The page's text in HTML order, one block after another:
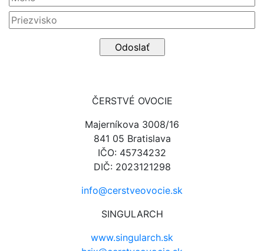
ČERSTVÉ OVOCIE
Majerníkova 3008/16
841 05 Bratislava
IČO: 45734232
DIČ: 2023121298
info@cerstveovocie.sk
SINGULARCH
www.singularch.sk